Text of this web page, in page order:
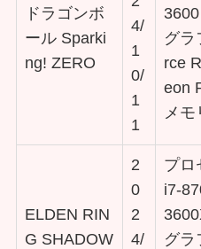
ドラゴンボ
ール Sparki
ng! ZERO
4/
1
0/
1
1
3600
グラ
rce
eon
メ
ELDEN RIN
G SHADOW
2
0
2
4/
プロ
i7-
グラ